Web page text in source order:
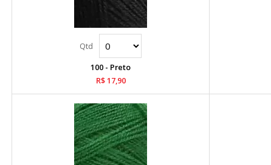
100 - Preto
R$ 17,90